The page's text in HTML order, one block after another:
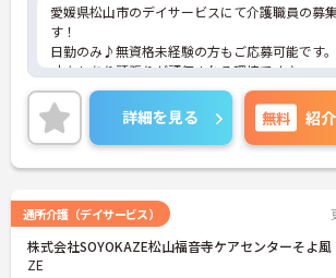
愛媛県松山市のデイサービスにて介護職員の募
す！
日勤のみ♪無資格未経験の方もご応募可能です。
寸志もあり頑張りが評価される環境です♪
ご興味ある方には、面接対策ポイントなど、詳
お話しいたしますのでお気軽にご相談ください。
詳細を見る 無料 紹
通所介護（デイサービス）
株式会社SOYOKAZE松山福音寺ケアセンターそよ風
ZE